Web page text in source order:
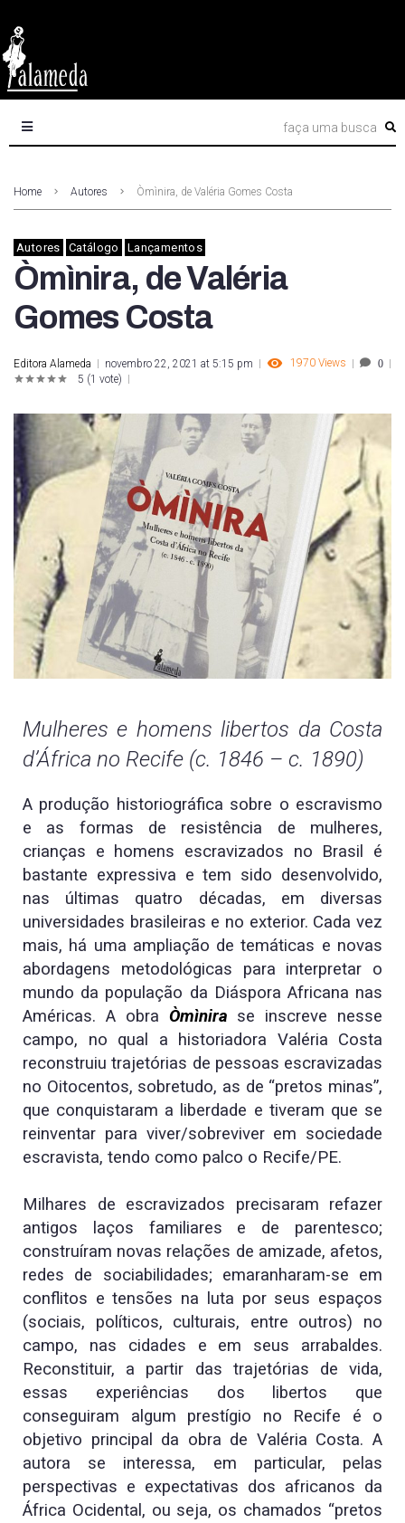
Home Autores Òmìnira, de Valéria Gomes Costa
Autores Catálogo Lançamentos
Òmìnira, de Valéria
Gomes Costa
Editora Alameda novembro 22, 2021 at 5:15 pm 1970 Views 0
5 (1 vote)
Mulheres e homens libertos da Costa
d’África no Recife (c. 1846 – c. 1890)
A produção historiográfica sobre o escravismo
e as formas de resistência de mulheres,
crianças e homens escravizados no Brasil é
bastante expressiva e tem sido desenvolvido,
nas últimas quatro décadas, em diversas
universidades brasileiras e no exterior. Cada vez
mais, há uma ampliação de temáticas e novas
abordagens metodológicas para interpretar o
mundo da população da Diáspora Africana nas
Américas. A obra Òmìnira se inscreve nesse
campo, no qual a historiadora Valéria Costa
reconstruiu trajetórias de pessoas escravizadas
no Oitocentos, sobretudo, as de “pretos minas”,
que conquistaram a liberdade e tiveram que se
reinventar para viver/sobreviver em sociedade
escravista, tendo como palco o Recife/PE.
Milhares de escravizados precisaram refazer
antigos laços familiares e de parentesco;
construíram novas relações de amizade, afetos,
redes de sociabilidades; emaranharam-se em
conflitos e tensões na luta por seus espaços
(sociais, políticos, culturais, entre outros) no
campo, nas cidades e em seus arrabaldes.
Reconstituir, a partir das trajetórias de vida,
essas experiências dos libertos que
conseguiram algum prestígio no Recife é o
objetivo principal da obra de Valéria Costa. A
autora se interessa, em particular, pelas
perspectivas e expectativas dos africanos da
África Ocidental, ou seja, os chamados “pretos